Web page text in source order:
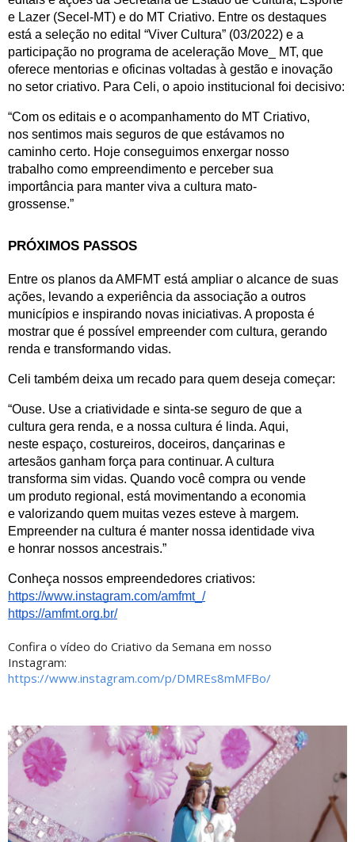
e Lazer (Secel-MT) e do MT Criativo. Entre os destaques
está a seleção no edital “Viver Cultura” (03/2022) e a
participação no programa de aceleração Move_ MT, que
oferece mentorias e oficinas voltadas à gestão e inovação
no setor criativo. Para Celi, o apoio institucional foi decisivo:
“Com os editais e o acompanhamento do MT Criativo,
nos sentimos mais seguros de que estávamos no
caminho certo. Hoje conseguimos enxergar nosso
trabalho como empreendimento e perceber sua
importância para manter viva a cultura mato-
grossense.”
PRÓXIMOS PASSOS
Entre os planos da AMFMT está ampliar o alcance de suas
ações, levando a experiência da associação a outros
municípios e inspirando novas iniciativas. A proposta é
mostrar que é possível empreender com cultura, gerando
renda e transformando vidas.
Celi também deixa um recado para quem deseja começar:
“Ouse. Use a criatividade e sinta-se seguro de que a
cultura gera renda, e a nossa cultura é linda. Aqui,
neste espaço, costureiros, doceiros, dançarinas e
artesãos ganham força para continuar. A cultura
transforma sim vidas. Quando você compra ou vende
um produto regional, está movimentando a economia
e valorizando quem muitas vezes esteve à margem.
Empreender na cultura é manter nossa identidade viva
e honrar nossos ancestrais.”
Conheça nossos empreendedores criativos:
https://www.instagram.com/amfmt_/
https://amfmt.org.br/
Confira o vídeo do Criativo da Semana em nosso
Instagram:
https://www.instagram.com/p/DMREs8mMFBo/